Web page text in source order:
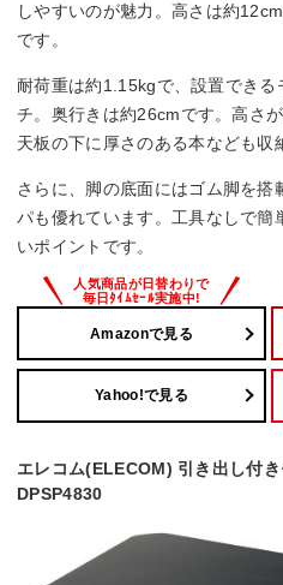
しやすいのが魅力。高さは約
です。
耐荷重は約1.15kgで、設置でき
チ。奥行きは約26cmです。高さ
天板の下に厚さのある本なども収
さらに、脚の底面にはゴム脚を搭
パも優れています。工具なしで簡
いポイントです。
Amazonで見る
Yahoo!で見る
エレコム(ELECOM) 引き出し付
DPSP4830